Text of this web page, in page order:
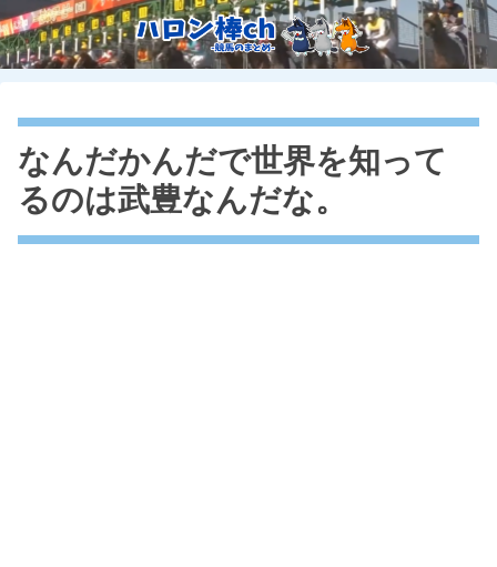
なんだかんだで世界を知って
るのは武豊なんだな。